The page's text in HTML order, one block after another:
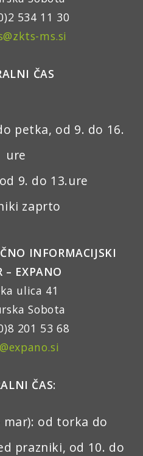
534 11 30
ms.si
ČAS
petka, od 9. do 16.
ure
9. do 13.ure
zaprto
INFORMACIJSKI
– EXPANO
ulica 41
Sobota
201 53 68
ČAS:
mar): od torka do
prazniki, od 10. do